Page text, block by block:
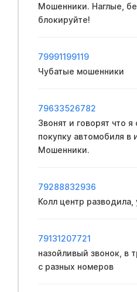
Мошенники. Наглые,
блокируйте!
79991199119
Чубатые мошенники
79633526782
Звонят и говорят что я
покупку автомобиля в
Мошенники.
79288832936
Колл центр разводила,
79131207721
назойливый звонок, в
с разных номеров